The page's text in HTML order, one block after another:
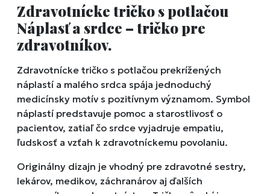
Zdravotnícke tričko s potlačou
Náplasť a srdce – tričko pre
zdravotníkov.
Zdravotnícke tričko s potlačou prekrížených
náplastí a malého srdca spája jednoduchý
medicínsky motív s pozitívnym významom. Symbol
náplastí predstavuje pomoc a starostlivosť o
pacientov, zatiaľ čo srdce vyjadruje empatiu,
ľudskosť a vzťah k zdravotníckemu povolaniu.
Originálny dizajn je vhodný pre zdravotné sestry,
lekárov, medikov, záchranárov aj ďalších